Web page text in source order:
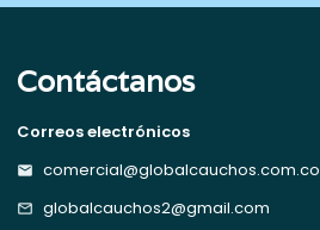
Contáctanos
Correos electrónicos
comercial@globalcauchos.com.co
globalcauchos2@gmail.com